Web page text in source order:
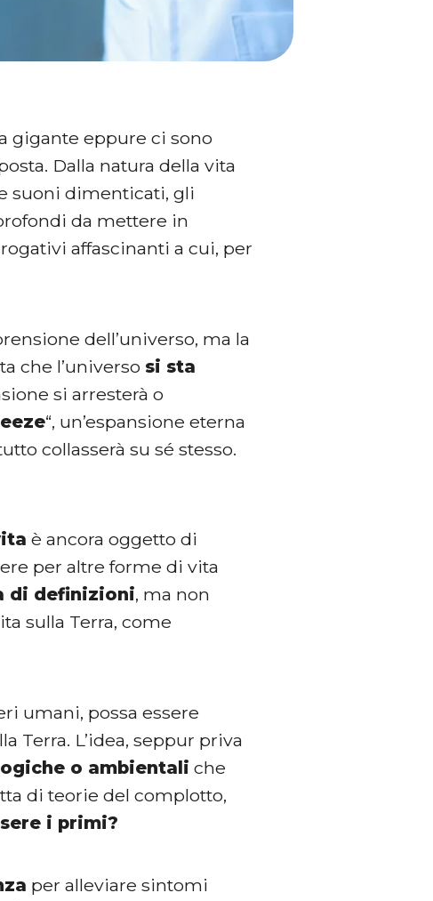
gigante eppure ci sono
Dalla natura della vita
suoni dimenticati, gli
da mettere in
affascinanti a cui, per
dell’universo, ma la
che l’universo si sta
si arresterà o
“, un’espansione eterna
collasserà su sé stesso.
è ancora oggetto di
per altre forme di vita
di definizioni, ma non
sulla Terra, come
umani, possa essere
Terra. L’idea, seppur priva
o ambientali che
di teorie del complotto,
i primi?
per alleviare sintomi